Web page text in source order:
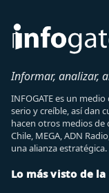
Informar, analizar,
INFOGATE es un
serio y creíble, así dan
hacen otros medios de
Chile, MEGA, ADN
una alianza estratégica.
Lo más visto de la